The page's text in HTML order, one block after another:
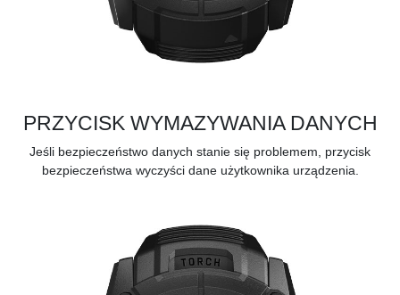
PRZYCISK WYMAZYWANIA DANYCH
Jeśli bezpieczeństwo danych stanie się problemem, przycisk
bezpieczeństwa wyczyści dane użytkownika urządzenia.